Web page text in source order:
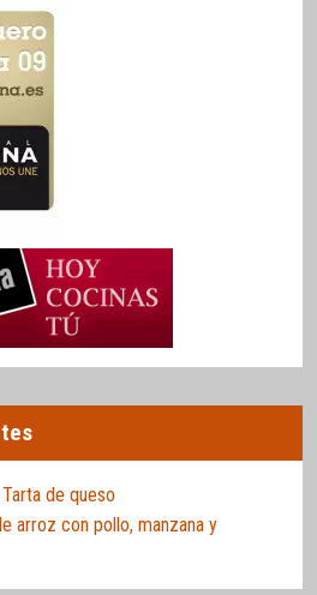
de queso
arroz con pollo, manzana y